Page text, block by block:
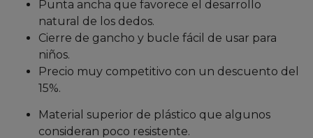
Punta ancha que favorece el desarrollo
natural de los dedos.
Cierre de gancho y bucle fácil de usar para
niños.
Precio muy competitivo con un descuento del
15%.
Material superior de plástico que algunos
consideran poco resistente.